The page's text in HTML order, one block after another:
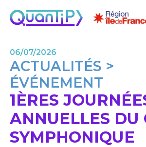
06/07/2026
ACTUALITÉS >
ÉVÉNEMENT
1ÈRES
ANNUELLES DU
SYMPHONIQUE